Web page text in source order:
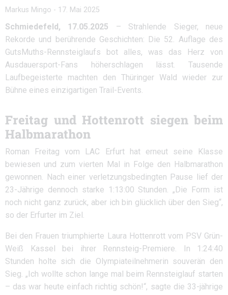
Markus Mingo - 17. Mai 2025
Schmiedefeld, 17.05.2025 – Strahlende Sieger, neue
Rekorde und berührende Geschichten: Die 52. Auflage des
GutsMuths-Rennsteiglaufs bot alles, was das Herz von
Ausdauersport-Fans höherschlagen lässt. Tausende
Laufbegeisterte machten den Thüringer Wald wieder zur
Bühne eines einzigartigen Trail-Events.
Freitag und Hottenrott siegen beim
Halbmarathon
Roman Freitag vom LAC Erfurt hat erneut seine Klasse
bewiesen und zum vierten Mal in Folge den Halbmarathon
gewonnen. Nach einer verletzungsbedingten Pause lief der
23-Jährige dennoch starke 1:13:00 Stunden. „Die Form ist
noch nicht ganz zurück, aber ich bin glücklich über den Sieg“,
so der Erfurter im Ziel.
Bei den Frauen triumphierte Laura Hottenrott vom PSV Grün-
Weiß Kassel bei ihrer Rennsteig-Premiere. In 1:24:40
Stunden holte sich die Olympiateilnehmerin souverän den
Sieg. „Ich wollte schon lange mal beim Rennsteiglauf starten
– das war heute einfach richtig schön!“, sagte die 33-jährige